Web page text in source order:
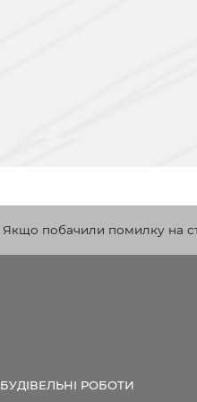
Якщо побачили помилку на
БУДІВЕЛЬНІ РОБОТИ